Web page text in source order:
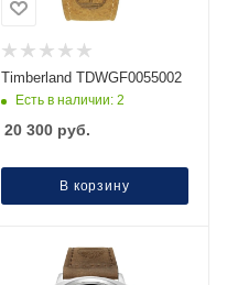
Timberland TDWGF0055002
Есть в наличии: 2
20 300руб.
В корзину